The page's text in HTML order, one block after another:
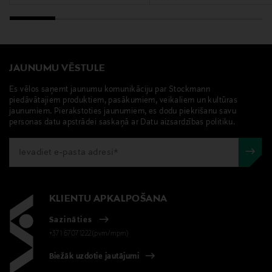
JAUNUMU VĒSTULE
Es vēlos saņemt jaunumu komunikāciju par Stockmann
piedāvātajiem produktiem, pasākumiem, veikaliem un kultūras
jaunumiem. Pierakstoties jaunumiem, es dodu piekrišanu savu
personas datu apstrādei saskaņā ar Datu aizsardzības politiku.
KLIENTU APKALPOŠANA
Sazināties
+371 67071222(pvm/mpm)
Biežāk uzdotie jautājumi